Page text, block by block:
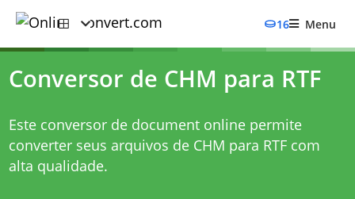
16 Menu
Conversor de CHM para RTF
Este conversor de document online permite
converter seus arquivos de CHM para RTF com
alta qualidade.